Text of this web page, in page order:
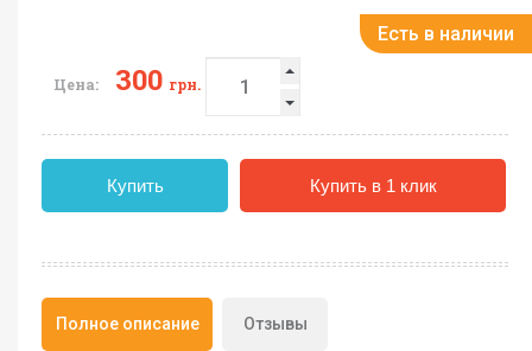
Есть в наличии
Цена: 300 грн.
Купить Купить в 1 клик
Полное описание Отзывы